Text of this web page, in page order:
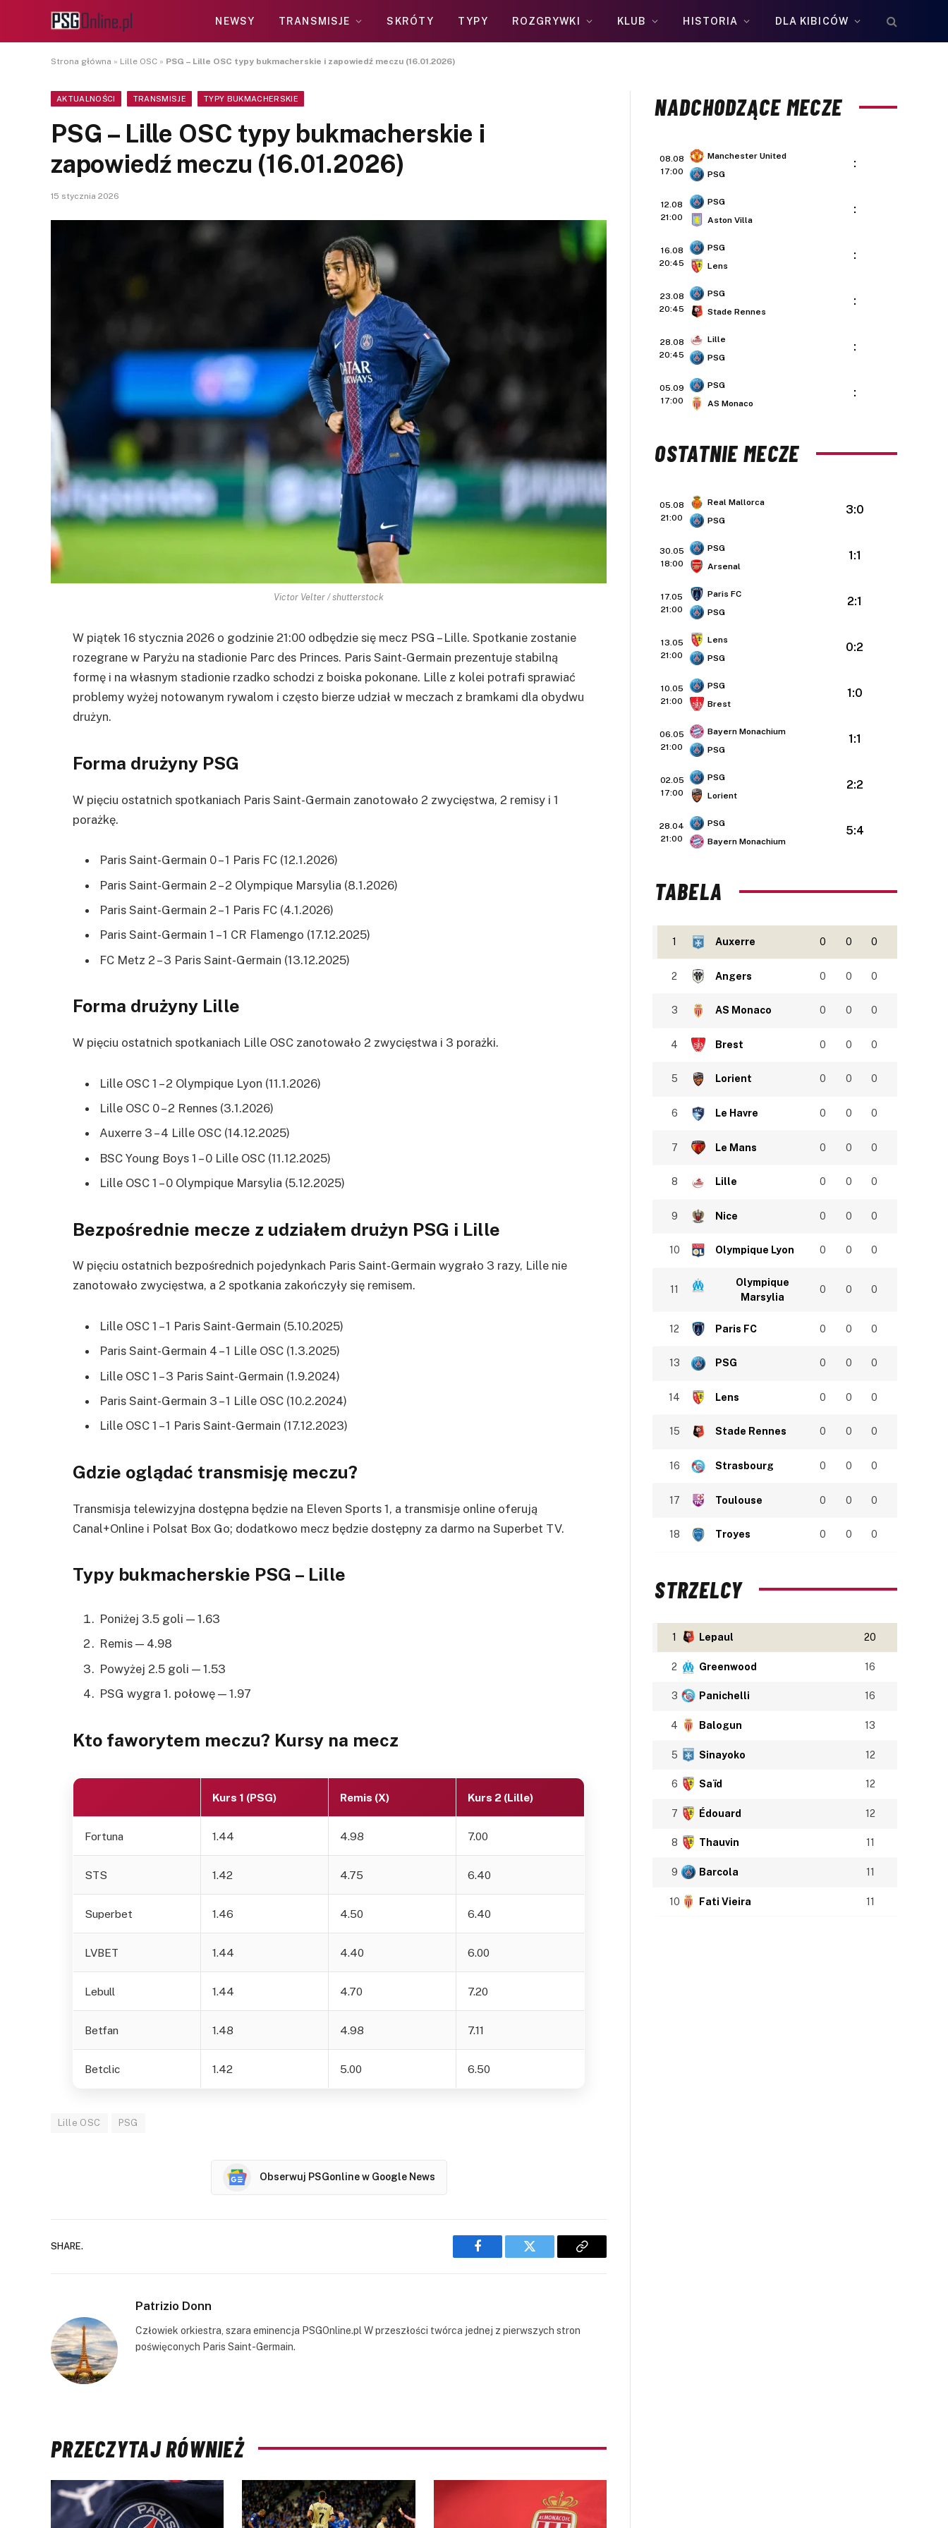
NEWSY TRANSMISJE SKRÓTY TYPY ROZGRYWKI KLUB HISTORIA DLA KIBICÓW
Strona główna » Lille OSC » PSG – Lille OSC typy bukmacherskie i zapowiedź meczu (16.01.2026)
AKTUALNOŚCI TRANSMISJE TYPY BUKMACHERSKIE
PSG – Lille OSC typy bukmacherskie i
zapowiedź meczu (16.01.2026)
15 stycznia 2026
Victor Velter / shutterstock
W piątek 16 stycznia 2026 o godzinie 21:00 odbędzie się mecz PSG – Lille. Spotkanie zostanie
rozegrane w Paryżu na stadionie Parc des Princes. Paris Saint-Germain prezentuje stabilną
formę i na własnym stadionie rzadko schodzi z boiska pokonane. Lille z kolei potrafi sprawiać
problemy wyżej notowanym rywalom i często bierze udział w meczach z bramkami dla obydwu
drużyn.
Forma drużyny PSG
W pięciu ostatnich spotkaniach Paris Saint-Germain zanotowało 2 zwycięstwa, 2 remisy i 1
porażkę.
Paris Saint-Germain 0 – 1 Paris FC (12.1.2026)
Paris Saint-Germain 2 – 2 Olympique Marsylia (8.1.2026)
Paris Saint-Germain 2 – 1 Paris FC (4.1.2026)
Paris Saint-Germain 1 – 1 CR Flamengo (17.12.2025)
FC Metz 2 – 3 Paris Saint-Germain (13.12.2025)
Forma drużyny Lille
W pięciu ostatnich spotkaniach Lille OSC zanotowało 2 zwycięstwa i 3 porażki.
Lille OSC 1 – 2 Olympique Lyon (11.1.2026)
Lille OSC 0 – 2 Rennes (3.1.2026)
Auxerre 3 – 4 Lille OSC (14.12.2025)
BSC Young Boys 1 – 0 Lille OSC (11.12.2025)
Lille OSC 1 – 0 Olympique Marsylia (5.12.2025)
Bezpośrednie mecze z udziałem drużyn PSG i Lille
W pięciu ostatnich bezpośrednich pojedynkach Paris Saint-Germain wygrało 3 razy, Lille nie
zanotowało zwycięstwa, a 2 spotkania zakończyły się remisem.
Lille OSC 1 – 1 Paris Saint-Germain (5.10.2025)
Paris Saint-Germain 4 – 1 Lille OSC (1.3.2025)
Lille OSC 1 – 3 Paris Saint-Germain (1.9.2024)
Paris Saint-Germain 3 – 1 Lille OSC (10.2.2024)
Lille OSC 1 – 1 Paris Saint-Germain (17.12.2023)
Gdzie oglądać transmisję meczu?
Transmisja telewizyjna dostępna będzie na Eleven Sports 1, a transmisje online oferują
Canal+Online i Polsat Box Go; dodatkowo mecz będzie dostępny za darmo na Superbet TV.
Typy bukmacherskie PSG – Lille
Poniżej 3.5 goli — 1.63
Remis — 4.98
Powyżej 2.5 goli — 1.53
PSG wygra 1. połowę — 1.97
Kto faworytem meczu? Kursy na mecz
Kurs 1 (PSG) Remis (X) Kurs 2 (Lille)
Fortuna 1.44 4.98 7.00
STS 1.42 4.75 6.40
Superbet 1.46 4.50 6.40
LVBET 1.44 4.40 6.00
Lebull 1.44 4.70 7.20
Betfan 1.48 4.98 7.11
Betclic 1.42 5.00 6.50
Lille OSC PSG
Obserwuj PSGonline w Google News
SHARE.
Facebook Twitter
Copy
Patrizio Donn
Człowiek orkiestra, szara eminencja PSGOnline.pl W przeszłości twórca jednej z pierwszych stron
poświęconych Paris Saint-Germain.
PRZECZYTAJ RÓWNIEŻ
NADCHODZĄCE MECZE
08.08
17:00
Manchester United
PSG
:
12.08
21:00
PSG
Aston Villa
:
16.08
20:45
PSG
Lens
:
23.08
20:45
PSG
Stade Rennes
:
28.08
20:45
Lille
PSG
:
05.09
17:00
PSG
AS Monaco
:
OSTATNIE MECZE
05.08
21:00
Real Mallorca
PSG
3:0
30.05
18:00
PSG
Arsenal
1:1
17.05
21:00
Paris FC
PSG
2:1
13.05
21:00
Lens
PSG
0:2
10.05
21:00
PSG
Brest
1:0
06.05
21:00
Bayern Monachium
PSG
1:1
02.05
17:00
PSG
Lorient
2:2
28.04
21:00
PSG
Bayern Monachium
5:4
TABELA
1 Auxerre 0 0 0
2 Angers 0 0 0
3 AS Monaco 0 0 0
4 Brest 0 0 0
5 Lorient 0 0 0
6 Le Havre 0 0 0
7 Le Mans 0 0 0
8 Lille 0 0 0
9 Nice 0 0 0
10 Olympique Lyon 0 0 0
11
Olympique
Marsylia
0 0 0
12 Paris FC 0 0 0
13 PSG 0 0 0
14 Lens 0 0 0
15 Stade Rennes 0 0 0
16 Strasbourg 0 0 0
17 Toulouse 0 0 0
18 Troyes 0 0 0
STRZELCY
1 Lepaul 20
2 Greenwood 16
3 Panichelli 16
4 Balogun 13
5 Sinayoko 12
6 Saïd 12
7 Édouard 12
8 Thauvin 11
9 Barcola 11
10 Fati Vieira 11